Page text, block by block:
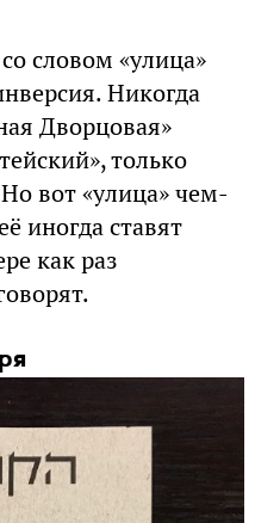
словом «улица»
Никогда
Дворцовая»
только
вот «улица» чем-
иногда ставят
как раз